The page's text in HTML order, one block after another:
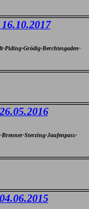
.10.2017
Piding-Grödig-Berchtesgaden-
.05.2016
Sterzing-Jaufenpass-